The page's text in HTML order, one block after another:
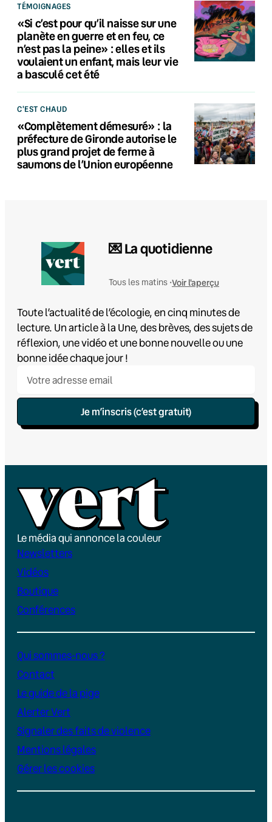
TÉMOIGNAGES
«Si c’est pour qu’il naisse sur une
planète en guerre et en feu, ce
n’est pas la peine» : elles et ils
voulaient un enfant, mais leur vie
a basculé cet été
C'EST CHAUD
«Complètement démesuré» : la
préfecture de Gironde autorise le
plus grand projet de ferme à
saumons de l’Union européenne
💌 La quotidienne
Tous les matins •Voir l'aperçu
Toute l’actualité de l’écologie, en cinq minutes de
lecture. Un article à la Une, des brèves, des sujets de
réflexion, une vidéo et une bonne nouvelle ou une
bonne idée chaque jour !
Je m’inscris (c’est gratuit)
Le média qui annonce la couleur
Newsletters
Vidéos
Boutique
Conférences
Qui sommes-nous ?
Contact
Le guide de la pige
Alerter Vert
Signaler des faits de violence
Mentions légales
Gérer les cookies